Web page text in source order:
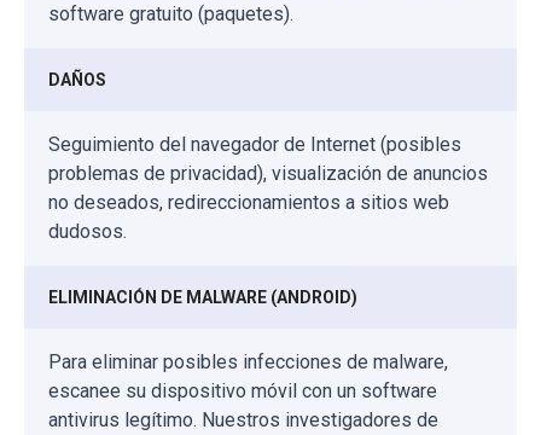
software gratuito (paquetes).
DAÑOS
Seguimiento del navegador de Internet (posibles
problemas de privacidad), visualización de anuncios
no deseados, redireccionamientos a sitios web
dudosos.
ELIMINACIÓN DE MALWARE (ANDROID)
Para eliminar posibles infecciones de malware,
escanee su dispositivo móvil con un software
antivirus legítimo. Nuestros investigadores de